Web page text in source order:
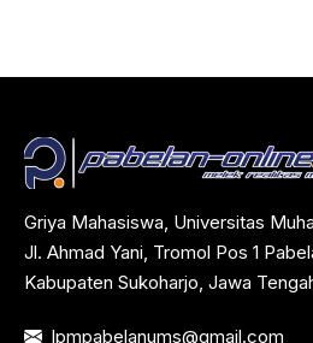
Griya Mahasiswa, Universitas
Jl. Ahmad Yani, Tromol Pos 1
Kabupaten Sukoharjo, Jawa
lpmpabelanums@gmail.com